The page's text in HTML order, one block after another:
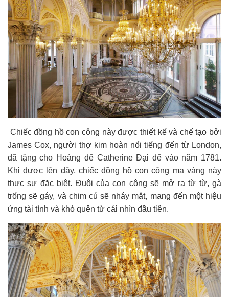
Chiếc đồng hồ con công này được thiết kế và chế tạo bởi
James Cox, người thợ kim hoàn nổi tiếng đến từ London,
đã tặng cho Hoàng đế Catherine Đại đế vào năm 1781.
Khi được lên dây, chiếc đồng hồ con công mạ vàng này
thực sự đặc biệt. Đuôi của con công sẽ mở ra từ từ, gà
trống sẽ gáy, và chim cú sẽ nháy mắt, mang đến một hiệu
ứng tài tình và khó quên từ cái nhìn đầu tiên.